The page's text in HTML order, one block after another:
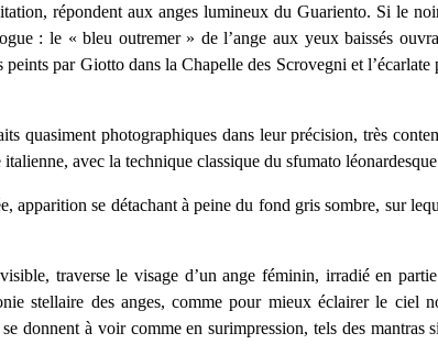
répondent aux anges lumineux du Guariento. Si le
: le « bleu outremer » de l’ange aux yeux baissés
par Giotto dans la Chapelle des Scrovegni et
quasiment photographiques dans leur précision, très
avec la technique classique du sfumato
apparition se détachant à peine du fond gris sombre, sur
traverse le visage d’un ange féminin, irradié en
stellaire des anges, comme pour mieux éclairer le ciel
donnent à voir comme en surimpression, tels des